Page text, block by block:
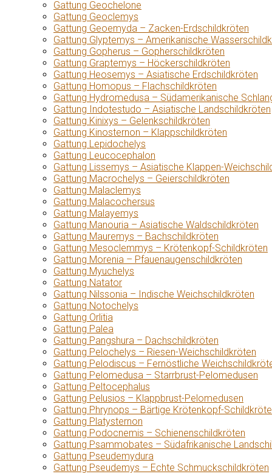
Gattung Geochelone
Gattung Geoclemys
Gattung Geoemyda – Zacken-Erdschildkröten
Gattung Glyptemys – Amerikanische
Gattung Gopherus – Gopherschildkröten
Gattung Graptemys – Höckerschildkröten
Gattung Heosemys – Asiatische Erdschildkröten
Gattung Homopus – Flachschildkröten
Gattung Hydromedusa – Südamerikanische
Gattung Indotestudo – Asiatische Landschildkröten
Gattung Kinixys – Gelenkschildkröten
Gattung Kinosternon – Klappschildkröten
Gattung Lepidochelys
Gattung Leucocephalon
Gattung Lissemys – Asiatische Klappen-
Gattung Macrochelys – Geierschildkröten
Gattung Malaclemys
Gattung Malacochersus
Gattung Malayemys
Gattung Manouria – Asiatische Waldschildkröten
Gattung Mauremys – Bachschildkröten
Gattung Mesoclemmys – Krötenkopf-Schildkröten
Gattung Morenia – Pfauenaugenschildkröten
Gattung Myuchelys
Gattung Natator
Gattung Nilssonia – Indische Weichschildkröten
Gattung Notochelys
Gattung Orlitia
Gattung Palea
Gattung Pangshura – Dachschildkröten
Gattung Pelochelys – Riesen-Weichschildkröten
Gattung Pelodiscus – Fernöstliche
Gattung Pelomedusa – Starrbrust-Pelomedusen
Gattung Peltocephalus
Gattung Pelusios – Klappbrust-Pelomedusen
Gattung Phrynops – Bärtige Krötenkopf-
Gattung Platysternon
Gattung Podocnemis – Schienenschildkröten
Gattung Psammobates – Südafrikanische
Gattung Pseudemydura
Gattung Pseudemys – Echte Schmuckschildkröten